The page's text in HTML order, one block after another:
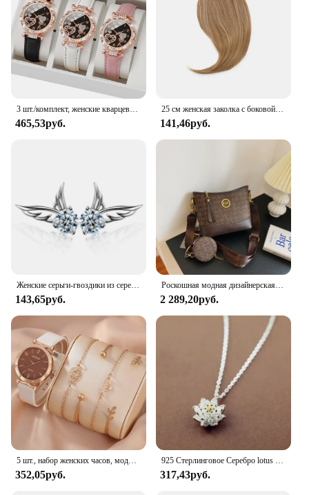
465,53руб.
25 см женская заколка с боковой челкой, натуральная толстая матовая челка для наращивания волос на лбу, черная, коричневая, светлая челка, парик с бахромой, шиньоны
141,46руб.
143,65руб.
Роскошная модная дизайнерская женская сумка IMJK, ручные сумки, наплечный мессенджер, наклонная сумка на плечо, вечерние квадратные сумки
2 289,20руб.
5 шт., набор женских часов, модные повседневные кварцевые часы, модный простой браслет, набор часов
352,05руб.
925 Стерлинговое Серебро lotus ожерелья и кулоны для женщин Высокое качество Стерлинговое Серебро-ювелирные изделия
317,43руб.